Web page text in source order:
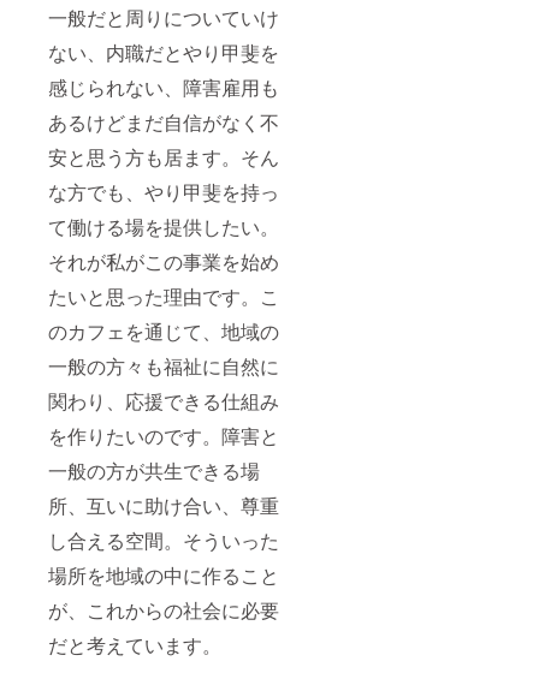
一般だと周りについていけ
ない、内職だとやり甲斐を
感じられない、障害雇用も
あるけどまだ自信がなく不
安と思う方も居ます。そん
な方でも、やり甲斐を持っ
て働ける場を提供したい。
それが私がこの事業を始め
たいと思った理由です。こ
のカフェを通じて、地域の
一般の方々も福祉に自然に
関わり、応援できる仕組み
を作りたいのです。障害と
一般の方が共生できる場
所、互いに助け合い、尊重
し合える空間。そういった
場所を地域の中に作ること
が、これからの社会に必要
だと考えています。